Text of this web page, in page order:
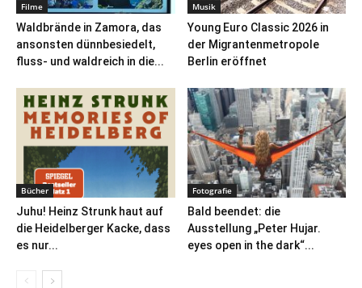
Filme
Waldbrände in Zamora, das
ansonsten dünnbesiedelt,
fluss- und waldreich in die...
Musik
Young Euro Classic 2026 in
der Migrantenmetropole
Berlin eröffnet
Bücher
Juhu! Heinz Strunk haut auf
die Heidelberger Kacke, dass
es nur...
Fotografie
Bald beendet: die
Ausstellung „Peter Hujar.
eyes open in the dark“...